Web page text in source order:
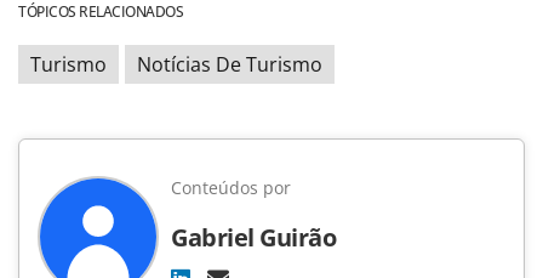
TÓPICOS RELACIONADOS
Turismo Notícias De Turismo
Conteúdos por
Gabriel Guirão